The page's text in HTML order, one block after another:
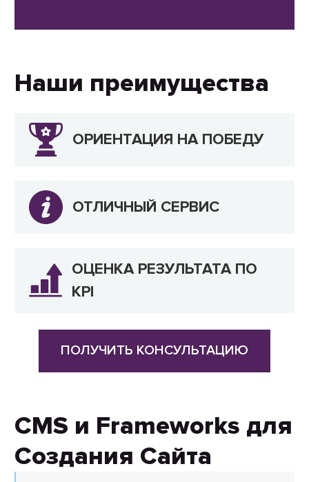
Наши преимущества
ОРИЕНТАЦИЯ НА ПОБЕДУ
ОТЛИЧНЫЙ СЕРВИС
ОЦЕНКА РЕЗУЛЬТАТА ПО
KPI
ПОЛУЧИТЬ КОНСУЛЬТАЦИЮ
CMS и Frameworks для
Создания Сайта